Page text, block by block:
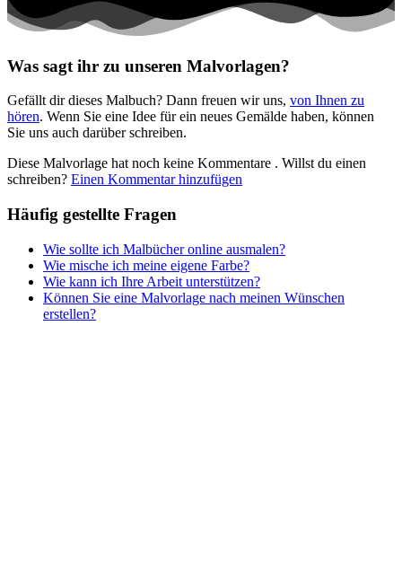
Valentinstag und Liebe
Nezaradené
Unkategorisiert
Was sagt ihr zu unseren Malvorlagen?
Gefällt dir dieses Malbuch? Dann freuen wir uns, von Ihnen zu
hören. Wenn Sie eine Idee für ein neues Gemälde haben, können
Sie uns auch darüber schreiben.
Diese Malvorlage hat noch keine Kommentare . Willst du einen
schreiben? Einen Kommentar hinzufügen
Häufig gestellte Fragen
Wie sollte ich Malbücher online ausmalen?
Wie mische ich meine eigene Farbe?
Wie kann ich Ihre Arbeit unterstützen?
Können Sie eine Malvorlage nach meinen Wünschen
erstellen?